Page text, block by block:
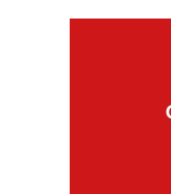
Salade, lamelles